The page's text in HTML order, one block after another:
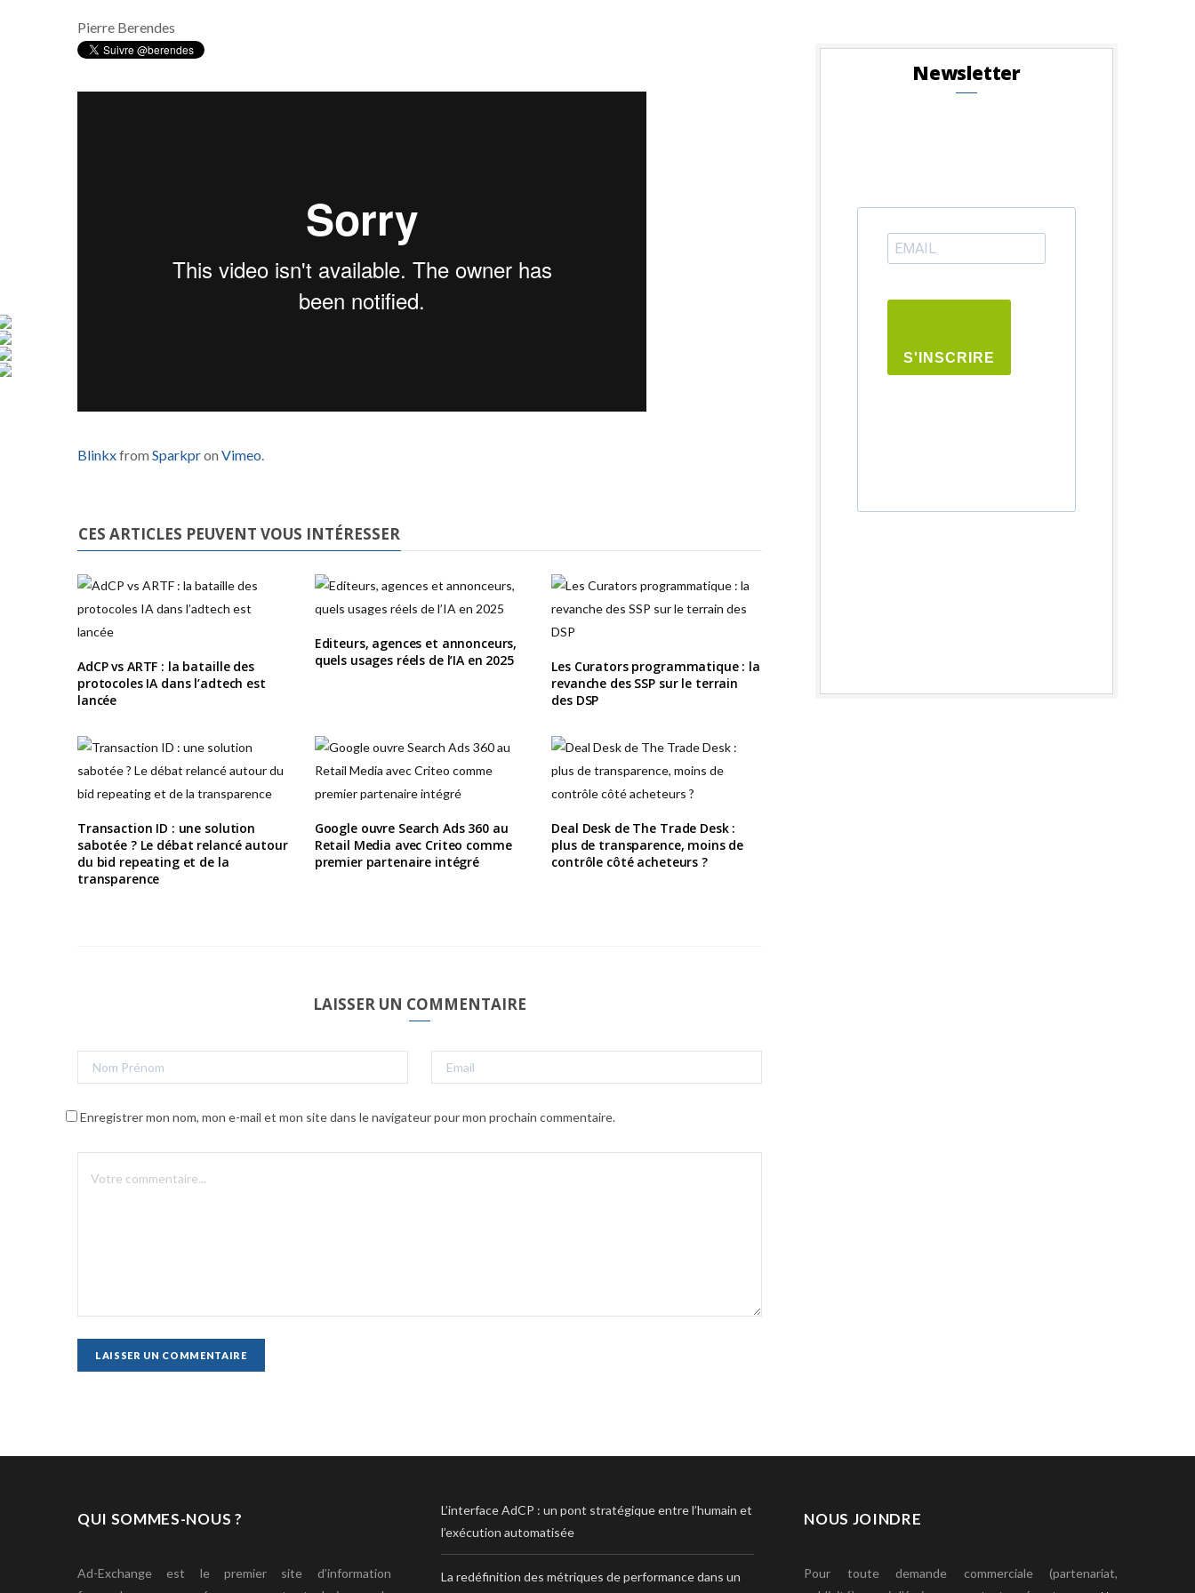
Pierre Berendes
Blinkxfrom Sparkpron Vimeo
CES ARTICLES PEUVENT VOUS INTÉRESSER
AdCP vs ARTF : la bataille des
protocoles IA dans l’adtech est
lancée
Editeurs, agences et annonceurs,
quels usages réels de l’IA en 2025
Les Curators programmatique : la
revanche des SSP sur le terrain
des DSP
Transaction ID : une solution
sabotée ? Le débat relancé autour
du bid repeating et de la
transparence
Google ouvre Search Ads 360 au
Retail Media avec Criteo comme
premier partenaire intégré
Deal Desk de The Trade Desk :
plus de transparence, moins de
contrôle côté acheteurs ?
LAISSER UN COMMENTAIRE
Enregistrer mon nom, mon e-mail et mon site dans le navigateur pour mon prochain commentaire.
Newsletter
S'INSCRIRE
QUI SOMMES-NOUS ?
Ad-Exchange est le premier site d’information
L’interface AdCP : un pont stratégique entre l’humain et
l’exécution automatisée
La redéfinition des métriques de performance dans un
NOUS JOINDRE
Pour toute demande commerciale (partenariat,